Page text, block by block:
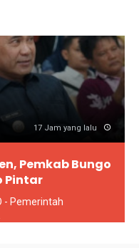
17 Jam yang lalu
Pemkab Bungo
Pintar
- Pemerintah